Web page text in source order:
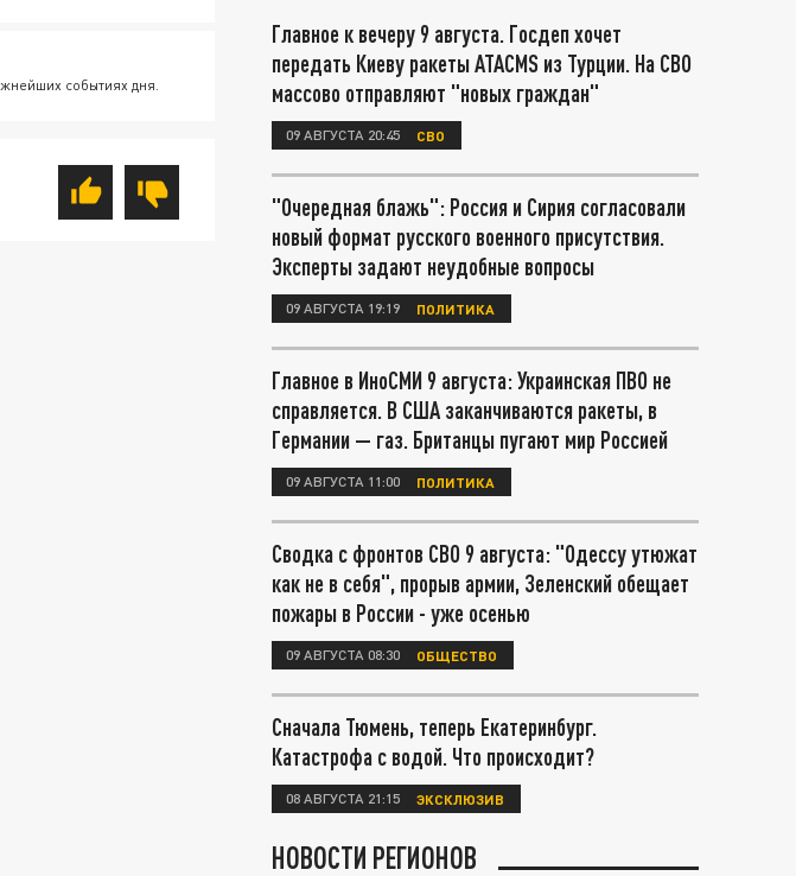
событиях дня.
Главное к вечеру 9 августа. Госдеп хочет
передать Киеву ракеты ATACMS из Турции. На СВО
массово отправляют "новых граждан"
09 АВГУСТА 20:45 СВО
"Очередная блажь": Россия и Сирия согласовали
новый формат русского военного присутствия.
Эксперты задают неудобные вопросы
09 АВГУСТА 19:19 ПОЛИТИКА
Главное в ИноСМИ 9 августа: Украинская ПВО не
справляется. В США заканчиваются ракеты, в
Германии — газ. Британцы пугают мир Россией
09 АВГУСТА 11:00 ПОЛИТИКА
Сводка с фронтов СВО 9 августа: "Одессу утюжат
как не в себя", прорыв армии, Зеленский обещает
пожары в России - уже осенью
09 АВГУСТА 08:30 ОБЩЕСТВО
Сначала Тюмень, теперь Екатеринбург.
Катастрофа с водой. Что происходит?
08 АВГУСТА 21:15 ЭКСКЛЮЗИВ
НОВОСТИ РЕГИОНОВ